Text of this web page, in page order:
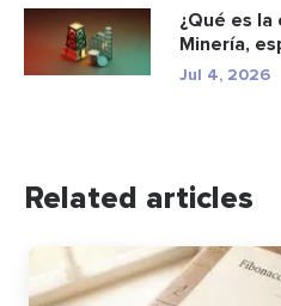
¿Qué es
Minería,
Jul 4, 2026
Related articles